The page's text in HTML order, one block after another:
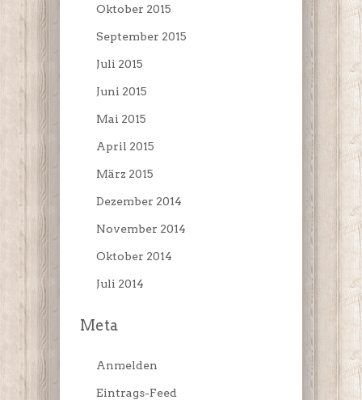
Oktober 2015
September 2015
Juli 2015
Juni 2015
Mai 2015
April 2015
März 2015
Dezember 2014
November 2014
Oktober 2014
Juli 2014
Meta
Anmelden
Eintrags-Feed